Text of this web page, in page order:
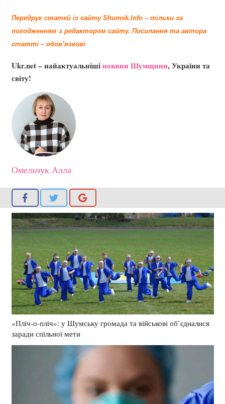
Передрук статей із сайту Shumsk.Info – тільки за
погодженням з редактором сайту. Посилання та автора
статті – обов’язкові
Ukr.net – найактуальнішіновини Шумщини, України та
світу!
Омельчук Алла
«Пліч-о-пліч»: у Шумську громада та військові об’єдналися
заради спільної мети